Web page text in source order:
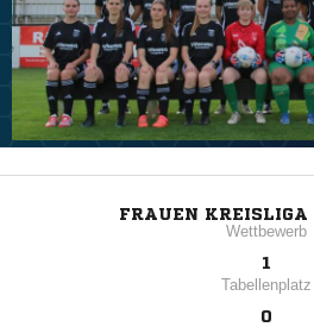
FRAUEN KREISLIGA
Wettbewerb
1
Tabellenplatz
0